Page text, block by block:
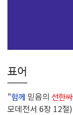
표어
"함께 믿음의 선한
모데전서 6장 12절)